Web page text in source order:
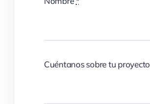
Cuéntanos sobre tu proyecto